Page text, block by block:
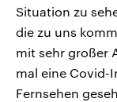
Situation zu
die zu uns
mit sehr großer
mal eine Covid-
Fernsehen